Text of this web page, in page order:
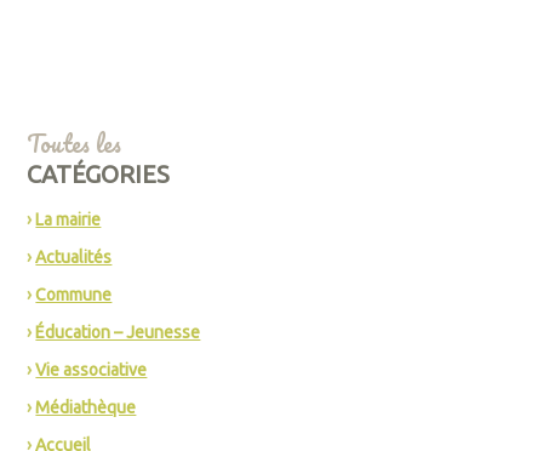
Toutes les
CATÉGORIES
La mairie
Actualités
Commune
Éducation – Jeunesse
Vie associative
Médiathèque
Accueil